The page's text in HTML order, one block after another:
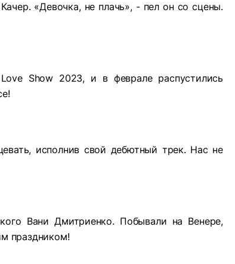
«Девочка, не плачь», - пел он со сцены.
Love Show 2023, и в феврале распустились
исполнив свой дебютный трек. Нас не
Вани Дмитриенко. Побывали на Венере,
праздником!